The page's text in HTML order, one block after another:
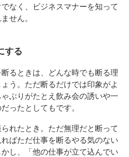
なく、ビジネスマナーを知って
せん。
する
断るときは、どんな時でも断る理
う。ただ断るだけでは印象がよ
ぶりがたとえ飲み会の誘いや一
ったとしてもです。
れたとき。ただ無理だと断って
ばただ仕事を断るやる気のない
し、「他の仕事が立て込んでい